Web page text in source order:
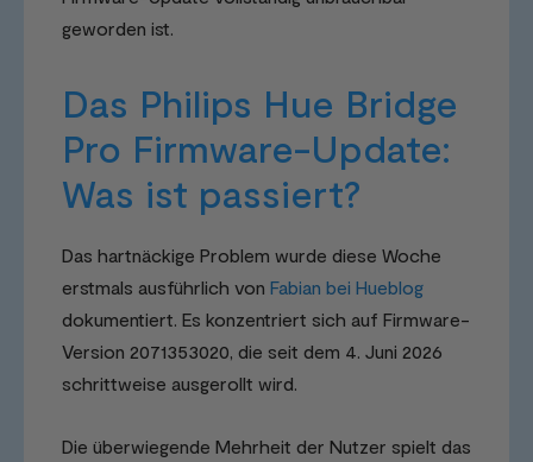
geworden ist.
Das Philips Hue Bridge
Pro Firmware-Update:
Was ist passiert?
Das hartnäckige Problem wurde diese Woche
erstmals ausführlich von Fabian bei Hueblog
dokumentiert. Es konzentriert sich auf Firmware-
Version 2071353020, die seit dem 4. Juni 2026
schrittweise ausgerollt wird.
Die überwiegende Mehrheit der Nutzer spielt das